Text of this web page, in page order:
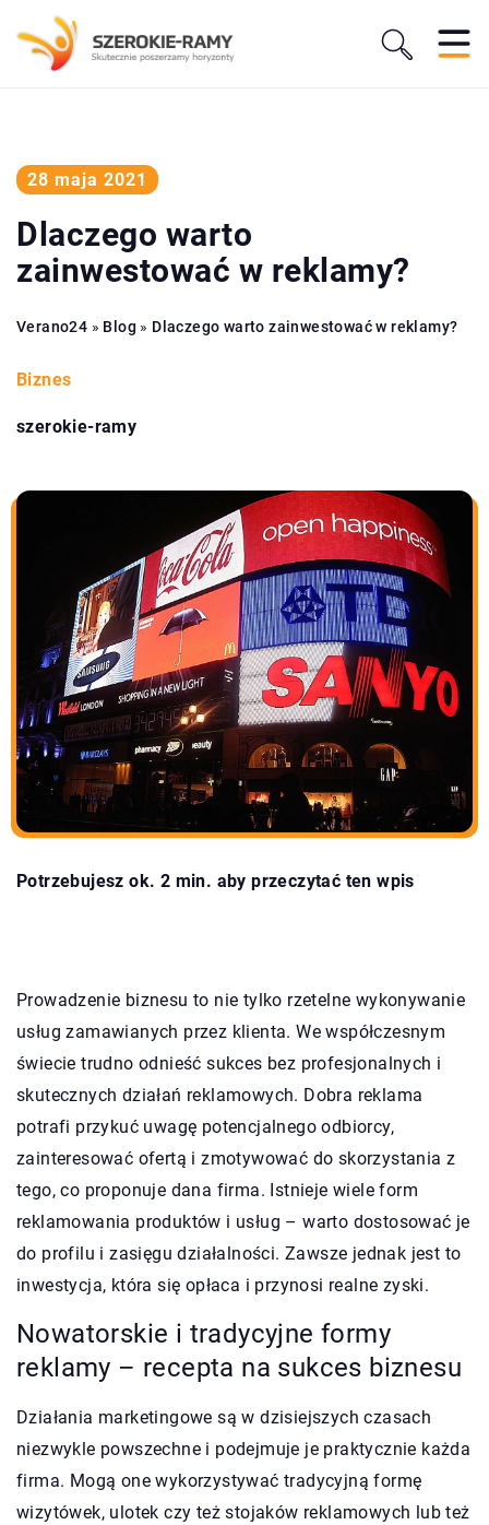
28 maja 2021
Dlaczego warto
zainwestować w reklamy?
Verano24 » Blog » Dlaczego warto zainwestować w reklamy?
Biznes
szerokie-ramy
Potrzebujesz ok. 2 min. aby przeczytać ten wpis
Prowadzenie biznesu to nie tylko rzetelne wykonywanie
usług zamawianych przez klienta. We współczesnym
świecie trudno odnieść sukces bez profesjonalnych i
skutecznych działań reklamowych. Dobra reklama
potrafi przykuć uwagę potencjalnego odbiorcy,
zainteresować ofertą i zmotywować do skorzystania z
tego, co proponuje dana firma. Istnieje wiele form
reklamowania produktów i usług – warto dostosować je
do profilu i zasięgu działalności. Zawsze jednak jest to
inwestycja, która się opłaca i przynosi realne zyski.
Nowatorskie i tradycyjne formy
reklamy – recepta na sukces biznesu
Działania marketingowe są w dzisiejszych czasach
niezwykle powszechne i podejmuje je praktycznie każda
firma. Mogą one wykorzystywać tradycyjną formę
wizytówek, ulotek czy też stojaków reklamowych lub też